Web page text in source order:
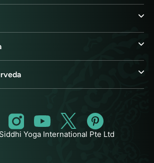
Yoga International Pte Ltd